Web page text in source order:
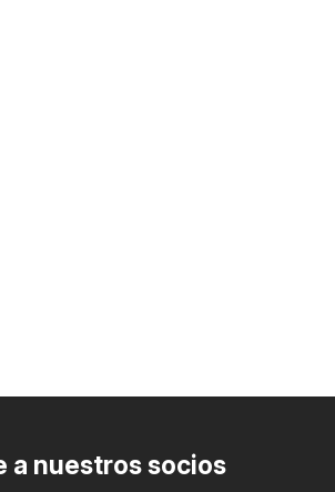
a nuestros socios